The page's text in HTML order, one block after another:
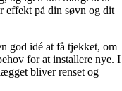
effekt på din søvn og dit
god idé at få tjekket, om
for at installere nye. I
bliver renset og